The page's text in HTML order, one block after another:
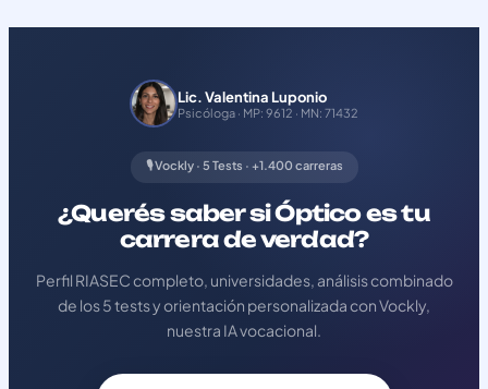
Lic. Valentina Luponio
Psicóloga · MP: 9612 · MN: 71432
🎙️ Vockly · 5 Tests · +1.400 carreras
¿Querés saber si Óptico es tu
carrera de verdad?
Perfil RIASEC completo, universidades, análisis combinado
de los 5 tests y orientación personalizada con Vockly,
nuestra IA vocacional.